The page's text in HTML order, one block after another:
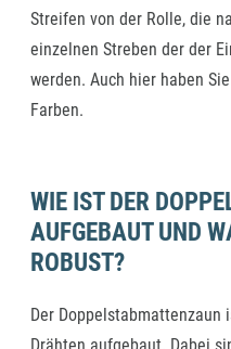
Streifen von der Rolle, die
einzelnen Streben der der
werden. Auch hier haben
Farben.
WIE IST DER
AUFGEBAUT UND
ROBUST?
Der Doppelstabmattenzaun